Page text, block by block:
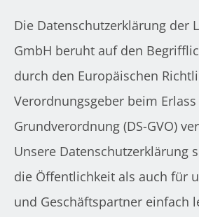
Die Datenschutzerklärung der
GmbH beruht auf den
durch den Europäischen
Verordnungsgeber beim
Grundverordnung (DS-GVO)
Unsere Datenschutzerklärung
die Öffentlichkeit als auch für
und Geschäftspartner einfach